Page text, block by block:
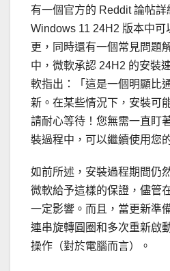
有一個官方的 Reddit 論帖詳
Windows 11 24H2 版本中可
更，同時還有一個常見問題
中，微軟承認 24H2 的安裝
軟指出：「這是一個明顯比
新。在某些情況下，安裝可
請耐心等待！您無需一直盯
裝過程中，可以繼續使用您
如前所述，安裝過程期間仍
微軟給予這樣的保證，儘管
一定影響。而且，當更新準
連串旋轉圓圈和多次重新啟
操作（對於電腦而言）。